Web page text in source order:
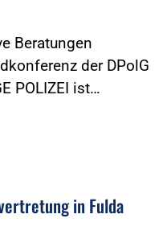
Beratungen
der DPolG
POLIZEI ist…
in Fulda